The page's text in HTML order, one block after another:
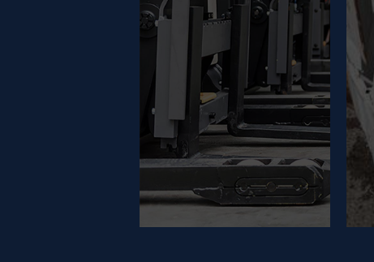
Découvrez les différents
types de chariots
élévateurs et leurs
avantages